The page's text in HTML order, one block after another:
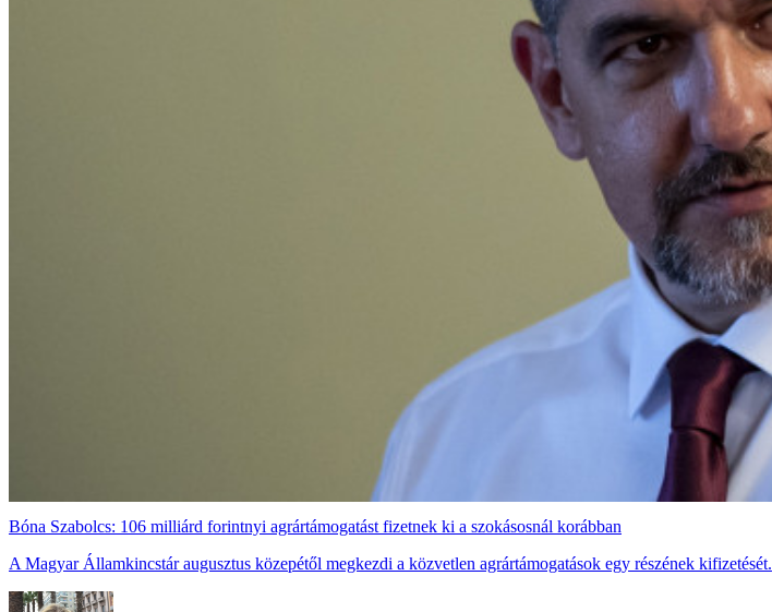
Bóna Szabolcs: 106 milliárd forintnyi agrártámogatást fizetnek ki a szokásosnál korábban
A Magyar Államkincstár augusztus közepétől megkezdi a közvetlen agrártámogatások egy részének kifizetését.